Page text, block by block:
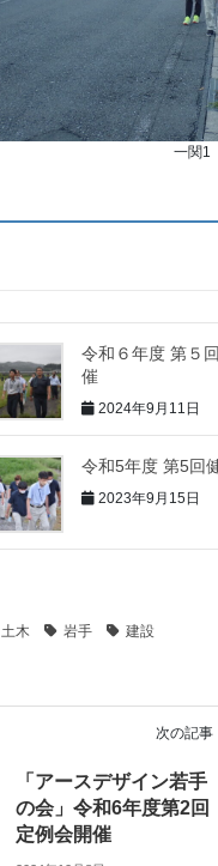
一関1
令和６年度 第５
催
2024年9月11日
令和5年度 第5回
2023年9月15日
土木 岩手 建設
次の記事
「アースデザイン若手
の会」令和6年度第2回
定例会開催